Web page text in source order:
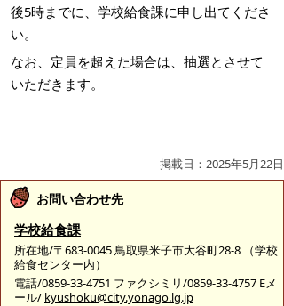
後5時までに、学校給食課に申し出てくださ
い。
なお、定員を超えた場合は、抽選とさせて
いただきます。
掲載日：2025年5月22日
お問い合わせ先
学校給食課
所在地/〒683-0045 鳥取県米子市大谷町28-8 （学校
給食センター内）
電話/0859-33-4751 ファクシミリ/0859-33-4757 Eメ
ール/ kyushoku@city.yonago.lg.jp